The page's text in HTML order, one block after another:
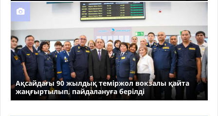
Ақсайдағы 90 жылдық теміржол вокзалы қайта
жаңғыртылып, пайдалануға берілді